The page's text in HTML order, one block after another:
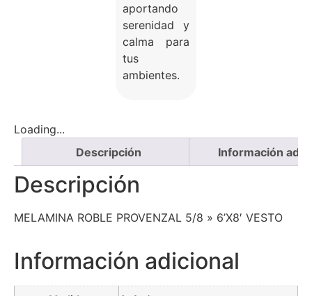
aportando
serenidad y
calma para
tus
ambientes.
Loading...
Descripción
Información
Descripción
MELAMINA ROBLE PROVENZAL 5/8 » 6’X8′ VESTO
Información adicional